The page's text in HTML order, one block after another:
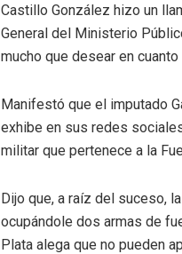
Castillo González hizo un
General del Ministerio
mucho que desear en
Manifestó que el imputado
exhibe en sus redes
militar que pertenece a la
Dijo que, a raíz del suceso,
ocupándole dos armas de
Plata alega que no pueden